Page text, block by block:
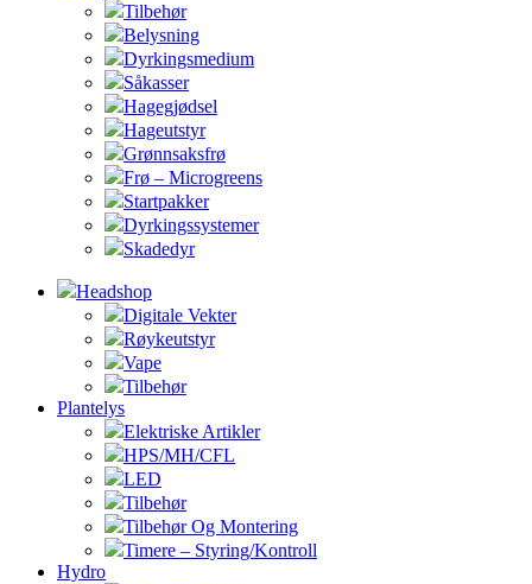
Tilbehør
Belysning
Dyrkingsmedium
Såkasser
Hagegjødsel
Hageutstyr
Grønnsaksfrø
Frø – Microgreens
Startpakker
Dyrkingssystemer
Skadedyr
Headshop
Digitale Vekter
Røykeutstyr
Vape
Tilbehør
Plantelys
Elektriske Artikler
HPS/MH/CFL
LED
Tilbehør
Tilbehør Og Montering
Timere – Styring/Kontroll
Hydro